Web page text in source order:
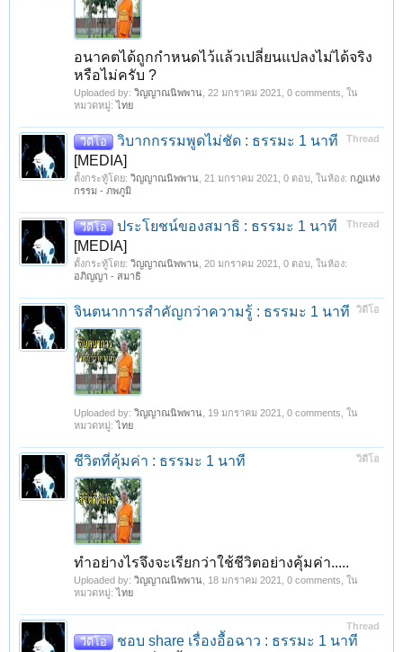
อนาคตได้ถูกกำหนดไว้แล้วเปลี่ยนแปลงไม่ได้จริง
หรือไม่ครับ ?
Uploaded by: วิญญาณนิพพาน 22 มกราคม 2021
, 0 comments, ใน
หมวดหมู่:ไทย
Thread
วีดีโอ
วิบากกรรมพูดไม่ชัด : ธรรมะ 1 นาที
[MEDIA]
ตั้งกระทู้โดย: วิญญาณนิพพาน 21 มกราคม 2021 , 0 ตอบ, ในห้อง: กฎแห่ง
กรรม - ภพภูมิ
Thread
วีดีโอ
ประโยชน์ของสมาธิ : ธรรมะ 1 นาที
[MEDIA]
ตั้งกระทู้โดย: วิญญาณนิพพาน 20 มกราคม 2021
, 0 ตอบ, ในห้อง:
อภิญญา - สมาธิ
วิดีโอ
จินตนาการสำคัญกว่าความรู้ : ธรรมะ 1 นาที
Uploaded by: วิญญาณนิพพาน 19 มกราคม 2021
, 0 comments, ใน
หมวดหมู่:ไทย
วิดีโอ
ชีวิตที่คุ้มค่า : ธรรมะ 1 นาที
ทำอย่างไรจึงจะเรียกว่าใช้ชีวิตอย่างคุ้มค่า.....
Uploaded by: วิญญาณนิพพาน 18 มกราคม 2021
, 0 comments, ใน
หมวดหมู่:ไทย
Thread
วีดีโอ
ชอบ share เรื่องอื้อฉาว : ธรรมะ 1 นาที